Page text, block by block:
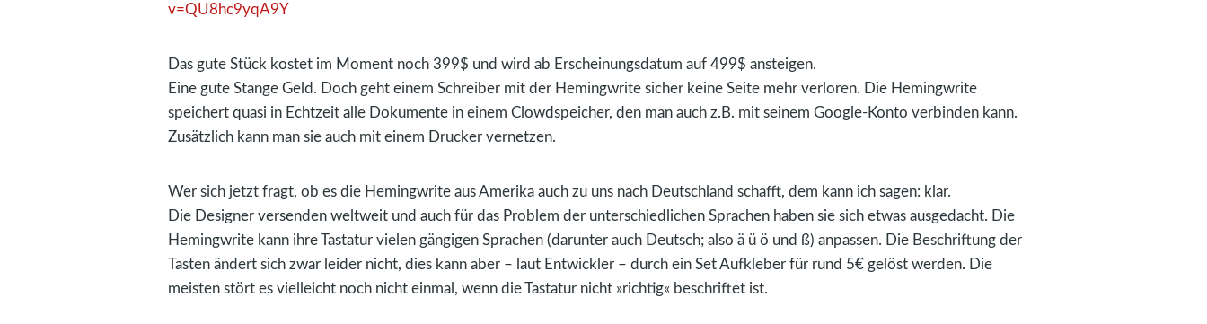
v=QU8hc9yqA9Y
Das gute Stück kostet im Moment noch 399$ und wird ab Erscheinungsdatum auf 499$ ansteigen.
Eine gute Stange Geld. Doch geht einem Schreiber mit der Hemingwrite sicher keine Seite mehr verloren. Die Hemingwrite
speichert quasi in Echtzeit alle Dokumente in einem Clowdspeicher, den man auch z.B. mit seinem Google-Konto verbinden kann.
Zusätzlich kann man sie auch mit einem Drucker vernetzen.
Wer sich jetzt fragt, ob es die Hemingwrite aus Amerika auch zu uns nach Deutschland schafft, dem kann ich sagen: klar.
Die Designer versenden weltweit und auch für das Problem der unterschiedlichen Sprachen haben sie sich etwas ausgedacht. Die
Hemingwrite kann ihre Tastatur vielen gängigen Sprachen (darunter auch Deutsch; also ä ü ö und ß) anpassen. Die Beschriftung der
Tasten ändert sich zwar leider nicht, dies kann aber – laut Entwickler – durch ein Set Aufkleber für rund 5€ gelöst werden. Die
meisten stört es vielleicht noch nicht einmal, wenn die Tastatur nicht »richtig« beschriftet ist.